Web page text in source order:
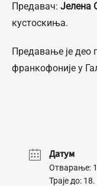
Предавач: Јелена
кустоскиња.
Предавање је део
франкофоније у
Датум
Отварање:
Траје до: